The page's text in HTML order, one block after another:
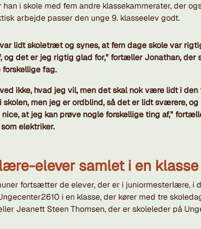
han i skole med fem andre klassekammerater, der
arbejde passer den unge 9. klasseelev godt.
lidt skoletræt og synes, at fem dage skole var
og det er jeg rigtig glad for," fortæller Jonathan,
forskellige fag.
ikke, hvad jeg vil, men det skal nok være lidt i
skolen, men jeg er ordblind, så det er lidt sværere,
at jeg kan prøve nogle forskellige ting af,"
elektriker.
elever samlet i en klasse
fortsætter de elever, der er i juniormesterlære, i
i en klasse, der kører med tre
Jeanett Steen Thomsen, der er skoleleder på